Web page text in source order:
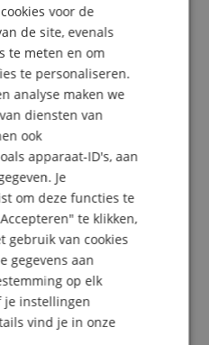
11
0
0
heeft als volgt
die in onze online
en het product
gekocht, kunnen in
voor het
ITALIAN
SPANISH
voor de
de site, evenals
te meten en om
te personaliseren.
analyse maken we
diensten van
ook
apparaat-ID's, aan
Je
om deze functies te
te klikken,
gebruik van cookies
gegevens aan
op elk
je instellingen
vind je in onze